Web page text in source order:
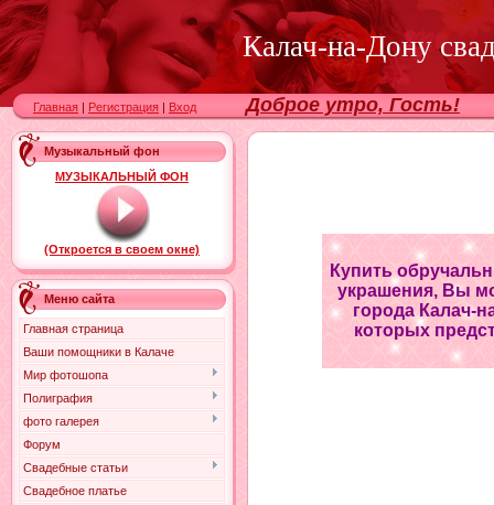
Калач-на-Дону
Главная | Регистрация | Вход Доброе утро, Гость!
Музыкальный фон
МУЗЫКАЛЬНЫЙ ФОН
(Откроется в своем окне)
Меню сайта
Главная страница
Ваши помощники в Калаче
Мир фотошопа
Полиграфия
фото галерея
Форум
Свадебные статьи
Свадебное платье
Купить
украшения, Вы
города Калач-
которых